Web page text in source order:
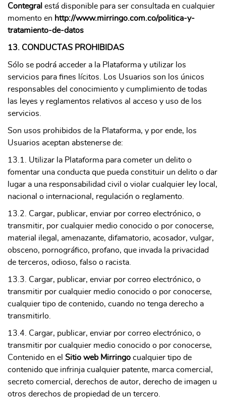
Contegral está disponible para ser consultada en cualquier
momento en http://www.mirringo.com.co/politica-y-
tratamiento-de-datos
13. CONDUCTAS PROHIBIDAS
Sólo se podrá acceder a la Plataforma y utilizar los
servicios para fines lícitos. Los Usuarios son los únicos
responsables del conocimiento y cumplimiento de todas
las leyes y reglamentos relativos al acceso y uso de los
servicios.
Son usos prohibidos de la Plataforma, y por ende, los
Usuarios aceptan abstenerse de:
13.1. Utilizar la Plataforma para cometer un delito o
fomentar una conducta que pueda constituir un delito o dar
lugar a una responsabilidad civil o violar cualquier ley local,
nacional o internacional, regulación o reglamento.
13.2. Cargar, publicar, enviar por correo electrónico, o
transmitir, por cualquier medio conocido o por conocerse,
material ilegal, amenazante, difamatorio, acosador, vulgar,
obsceno, pornográfico, profano, que invada la privacidad
de terceros, odioso, falso o racista.
13.3. Cargar, publicar, enviar por correo electrónico, o
transmitir por cualquier medio conocido o por conocerse,
cualquier tipo de contenido, cuando no tenga derecho a
transmitirlo.
13.4. Cargar, publicar, enviar por correo electrónico, o
transmitir por cualquier medio conocido o por conocerse,
Contenido en el Sitio web Mirringo cualquier tipo de
contenido que infrinja cualquier patente, marca comercial,
secreto comercial, derechos de autor, derecho de imagen u
otros derechos de propiedad de un tercero.